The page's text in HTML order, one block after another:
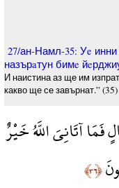
27/ан-Намл-35: Уe
назърaтун бимe
И наистина аз ще им
какво ще се завърнат.” (35)
آتَانِيَ اللَّهُ خَيْرٌ
﴿٣٦﴾